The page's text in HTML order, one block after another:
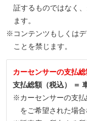
証するものではなく
ます。
※コンテンツもしくは
ことを禁じます。
カーセンサーの支払
支払総額（税込） ＝
※カーセンサーの支払
をご希望された場